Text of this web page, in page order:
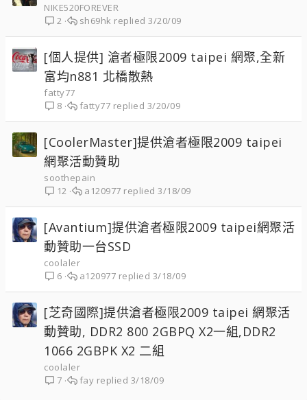
NIKE520FOREVER
2
3/20/09
sh69hk
[個人提供] 滄者極限2009 taipei 網聚,全新
富均n881 北橋散熱
fatty77
8
3/20/09
fatty77
[CoolerMaster]提供滄者極限2009 taipei
網聚活動贊助
soothepain
12
3/18/09
a120977
[Avantium]提供滄者極限2009 taipei網聚活
動贊助一台SSD
coolaler
6
3/18/09
a120977
[芝奇國際]提供滄者極限2009 taipei 網聚活
動贊助, DDR2 800 2GBPQ X2一組,DDR2
1066 2GBPK X2 二組
coolaler
7
3/18/09
fay